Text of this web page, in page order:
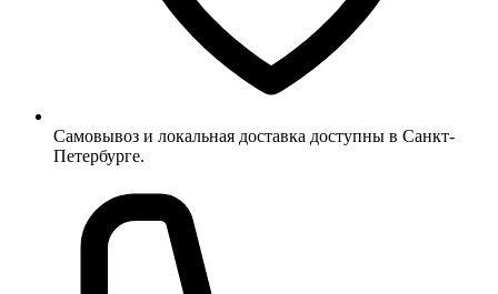
Самовывоз и локальная доставка доступны в Санкт-
Петербурге.